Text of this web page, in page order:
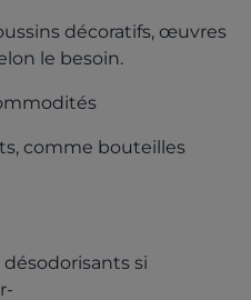
décoratifs, œuvres
le besoin.
comme bouteilles
si